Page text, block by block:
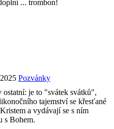
... trombon!
Pozvánky
je to "svátek svátků",
tajemství se křesťané
a vydávají se s ním
s Bohem.